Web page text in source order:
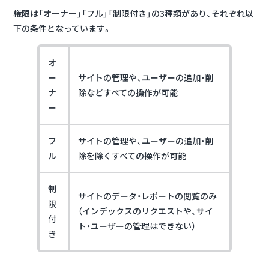
権限は「オーナー」「フル」「制限付き」の3種類があり、それぞれ以
下の条件となっています。
オ
ー
ナ
ー
サイトの管理や、ユーザーの追加・削
除などすべての操作が可能
フ
ル
サイトの管理や、ユーザーの追加・削
除を除くすべての操作が可能
制
限
付
き
サイトのデータ・レポートの閲覧のみ
（インデックスのリクエストや、サイ
ト・ユーザーの管理はできない）